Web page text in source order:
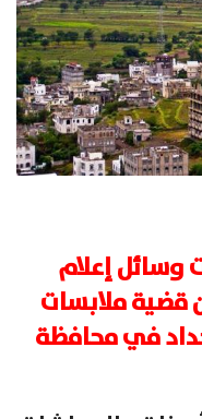
وسائل إعلام
قضية ملابسات
في محافظة